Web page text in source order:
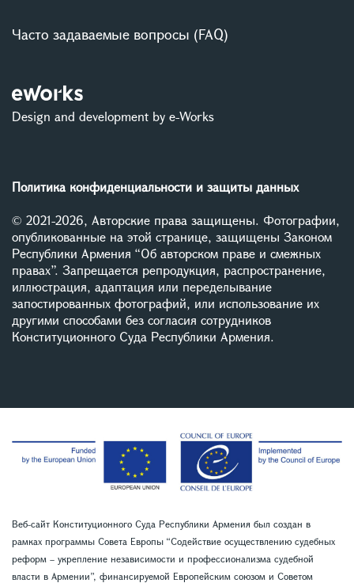
Часто задаваемые вопросы (FAQ)
Design and development by e-Works
Политика конфиденциальности и защиты данных
© 2021-2026, Авторские права защищены. Фотографии,
опубликованные на этой странице, защищены Законом
Республики Армения “Об авторском праве и смежных
правах”. Запрещается репродукция, распространение,
иллюстрация, адаптация или переделывание
запостированных фотографий, или использование их
другими способами без согласия сотрудников
Конституционного Суда Республики Армения.
Веб-сайт Конституционного Суда Республики Армения был создан в
рамках программы Совета Европы “Содействие осуществлению судебных
реформ – укрепление независимости и профессионализма судебной
власти в Армении”, финансируемой Европейским союзом и Советом